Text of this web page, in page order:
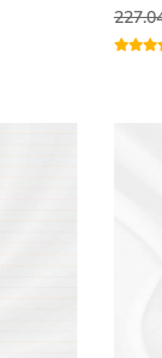
lòng và sẽ
giác rất tự
cũng nhanh